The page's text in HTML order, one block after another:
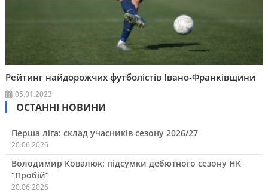
Рейтинг найдорожчих футболістів Івано-Франківщини
05.01.2023
ОСТАННІ НОВИНИ
Перша ліга: склад учасників сезону 2026/27
20.06.2026
Володимир Ковалюк: підсумки дебютного сезону НК
“Пробій”
20.06.2026